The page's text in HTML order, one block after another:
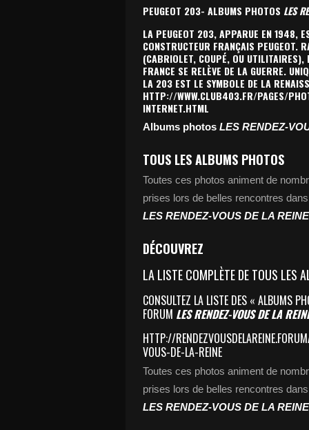
PEUGEOT 203- ALBUMS PHOTOS LES
LA PEUGEOT 203, APPARUE EN 1948,
CONSTRUCTEUR FRANÇAIS PEUGEOT.
(CABRIOLET, COUPÉ, OU UTILITAIRES),
FRANCE SE RELÈVE DE LA GUERRE.
LA 203 EST LE SYMBOLE DE LA
HTTP://WWW.CLUB403.FR/PAGES/
INTERNET.HTML
Albums photos LES RENDEZ-
TOUS LES ALBUMS PHOTOS
Toutes ces photos animent de
prises lors de belles rencontres
LES RENDEZ-VOUS DE LA REINE
DÉCOUVREZ
LA LISTE COMPLÈTE DE TOUS LES
CONSULTEZ LA LISTE DES « ALBUMS
FORUM LES RENDEZ-VOUS DE LA
HTTP://
VOUS-DE-LA-REINE
Toutes ces photos animent de
prises lors de belles rencontres
LES RENDEZ-VOUS DE LA REINE